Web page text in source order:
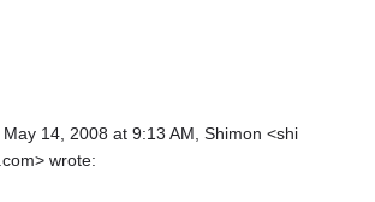
14, 2008 at 9:13 AM, Shimon <shi
wrote: